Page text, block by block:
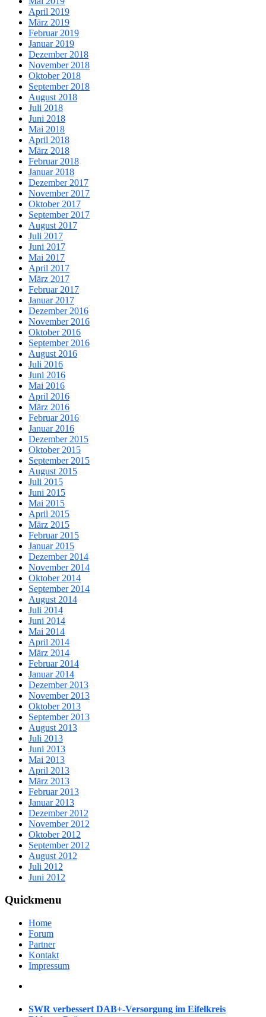
April 2019
März 2019
Februar 2019
Januar 2019
Dezember 2018
November 2018
Oktober 2018
September 2018
August 2018
Juli 2018
Juni 2018
Mai 2018
April 2018
März 2018
Februar 2018
Januar 2018
Dezember 2017
November 2017
Oktober 2017
September 2017
August 2017
Juli 2017
Juni 2017
Mai 2017
April 2017
März 2017
Februar 2017
Januar 2017
Dezember 2016
November 2016
Oktober 2016
September 2016
August 2016
Juli 2016
Juni 2016
Mai 2016
April 2016
März 2016
Februar 2016
Januar 2016
Dezember 2015
Oktober 2015
September 2015
August 2015
Juli 2015
Juni 2015
Mai 2015
April 2015
März 2015
Februar 2015
Januar 2015
Dezember 2014
November 2014
Oktober 2014
September 2014
August 2014
Juli 2014
Juni 2014
Mai 2014
April 2014
März 2014
Februar 2014
Januar 2014
Dezember 2013
November 2013
Oktober 2013
September 2013
August 2013
Juli 2013
Juni 2013
Mai 2013
April 2013
März 2013
Februar 2013
Januar 2013
Dezember 2012
November 2012
Oktober 2012
September 2012
August 2012
Juli 2012
Juni 2012
Quickmenu
Home
Forum
Partner
Kontakt
Impressum
SWR verbessert DAB+-Versorgung im Eifelkreis